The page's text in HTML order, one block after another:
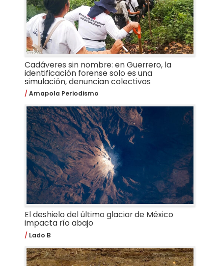
Cadáveres sin nombre: en Guerrero, la
identificación forense solo es una
simulación, denuncian colectivos
Amapola Periodismo
El deshielo del último glaciar de México
impacta río abajo
Lado B